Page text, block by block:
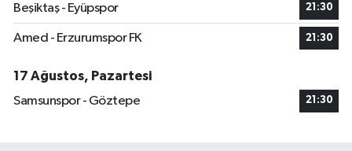
Beşiktaş - Eyüpspor 21:30
Amed - Erzurumspor FK 21:30
17 Ağustos, Pazartesi
Samsunspor - Göztepe
21:30